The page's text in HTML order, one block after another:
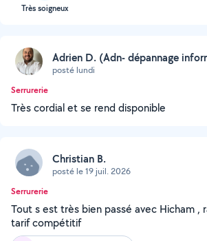
Très soigneux
Adrien D. (Adn- dépannage
posté lundi
Serrurerie
Très cordial et se rend disponible
Christian B.
posté le 19 juil. 2026
Serrurerie
Tout s est très bien passé avec Hicham ,
tarif compétitif